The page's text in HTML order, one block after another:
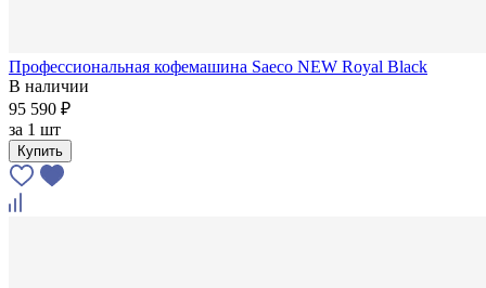
Профессиональная кофемашина Saeco NEW Royal Black
В наличии
95 590 ₽
за 1 шт
Купить